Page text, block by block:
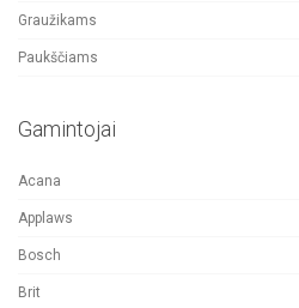
Graužikams
Paukščiams
Gamintojai
Acana
Applaws
Bosch
Brit